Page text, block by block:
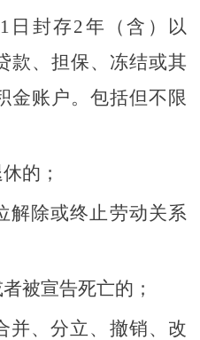
日封存2年（含）以
款、担保、冻结或其
金账户。包括但不限
的；
解除或终止劳动关系
被宣告死亡的；
并、分立、撤销、改